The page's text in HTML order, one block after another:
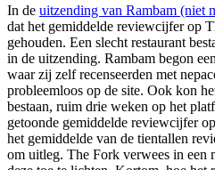
In de uitzending van Rambam (niet
dat het gemiddelde reviewcijfer op
gehouden. Een slecht restaurant
in de uitzending. Rambam begon
waar zij zelf recenseerden met
probleemloos op de site. Ook kon
bestaan, ruim drie weken op het
getoonde gemiddelde reviewcijfer
het gemiddelde van de tientallen
om uitleg. The Fork verwees in een